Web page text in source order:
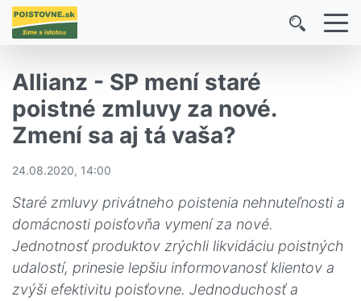
Allianz - SP mení staré
poistné zmluvy za nové.
Zmení sa aj tá vaša?
24.08.2020, 14:00
Staré zmluvy privátneho poistenia nehnuteľnosti a
domácnosti poisťovňa vymení za nové.
Jednotnosť produktov zrýchli likvidáciu poistných
udalostí, prinesie lepšiu informovanosť klientov a
zvýši efektivitu poisťovne. Jednoduchosť a